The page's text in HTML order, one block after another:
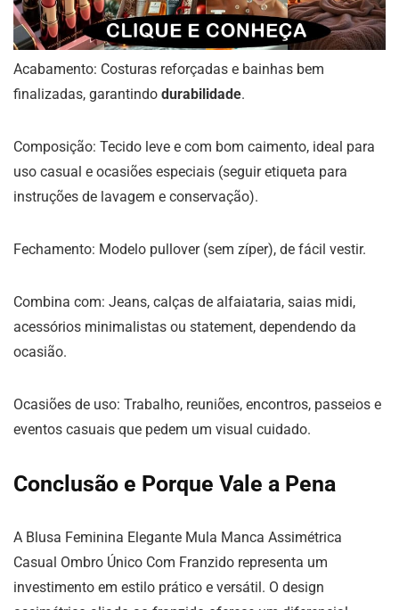
Acabamento: Costuras reforçadas e bainhas bem
finalizadas, garantindo durabilidade.
Composição: Tecido leve e com bom caimento, ideal para
uso casual e ocasiões especiais (seguir etiqueta para
instruções de lavagem e conservação).
Fechamento: Modelo pullover (sem zíper), de fácil vestir.
Combina com: Jeans, calças de alfaiataria, saias midi,
acessórios minimalistas ou statement, dependendo da
ocasião.
Ocasiões de uso: Trabalho, reuniões, encontros, passeios e
eventos casuais que pedem um visual cuidado.
Conclusão e Porque Vale a Pena
A Blusa Feminina Elegante Mula Manca Assimétrica
Casual Ombro Único Com Franzido representa um
investimento em estilo prático e versátil. O design